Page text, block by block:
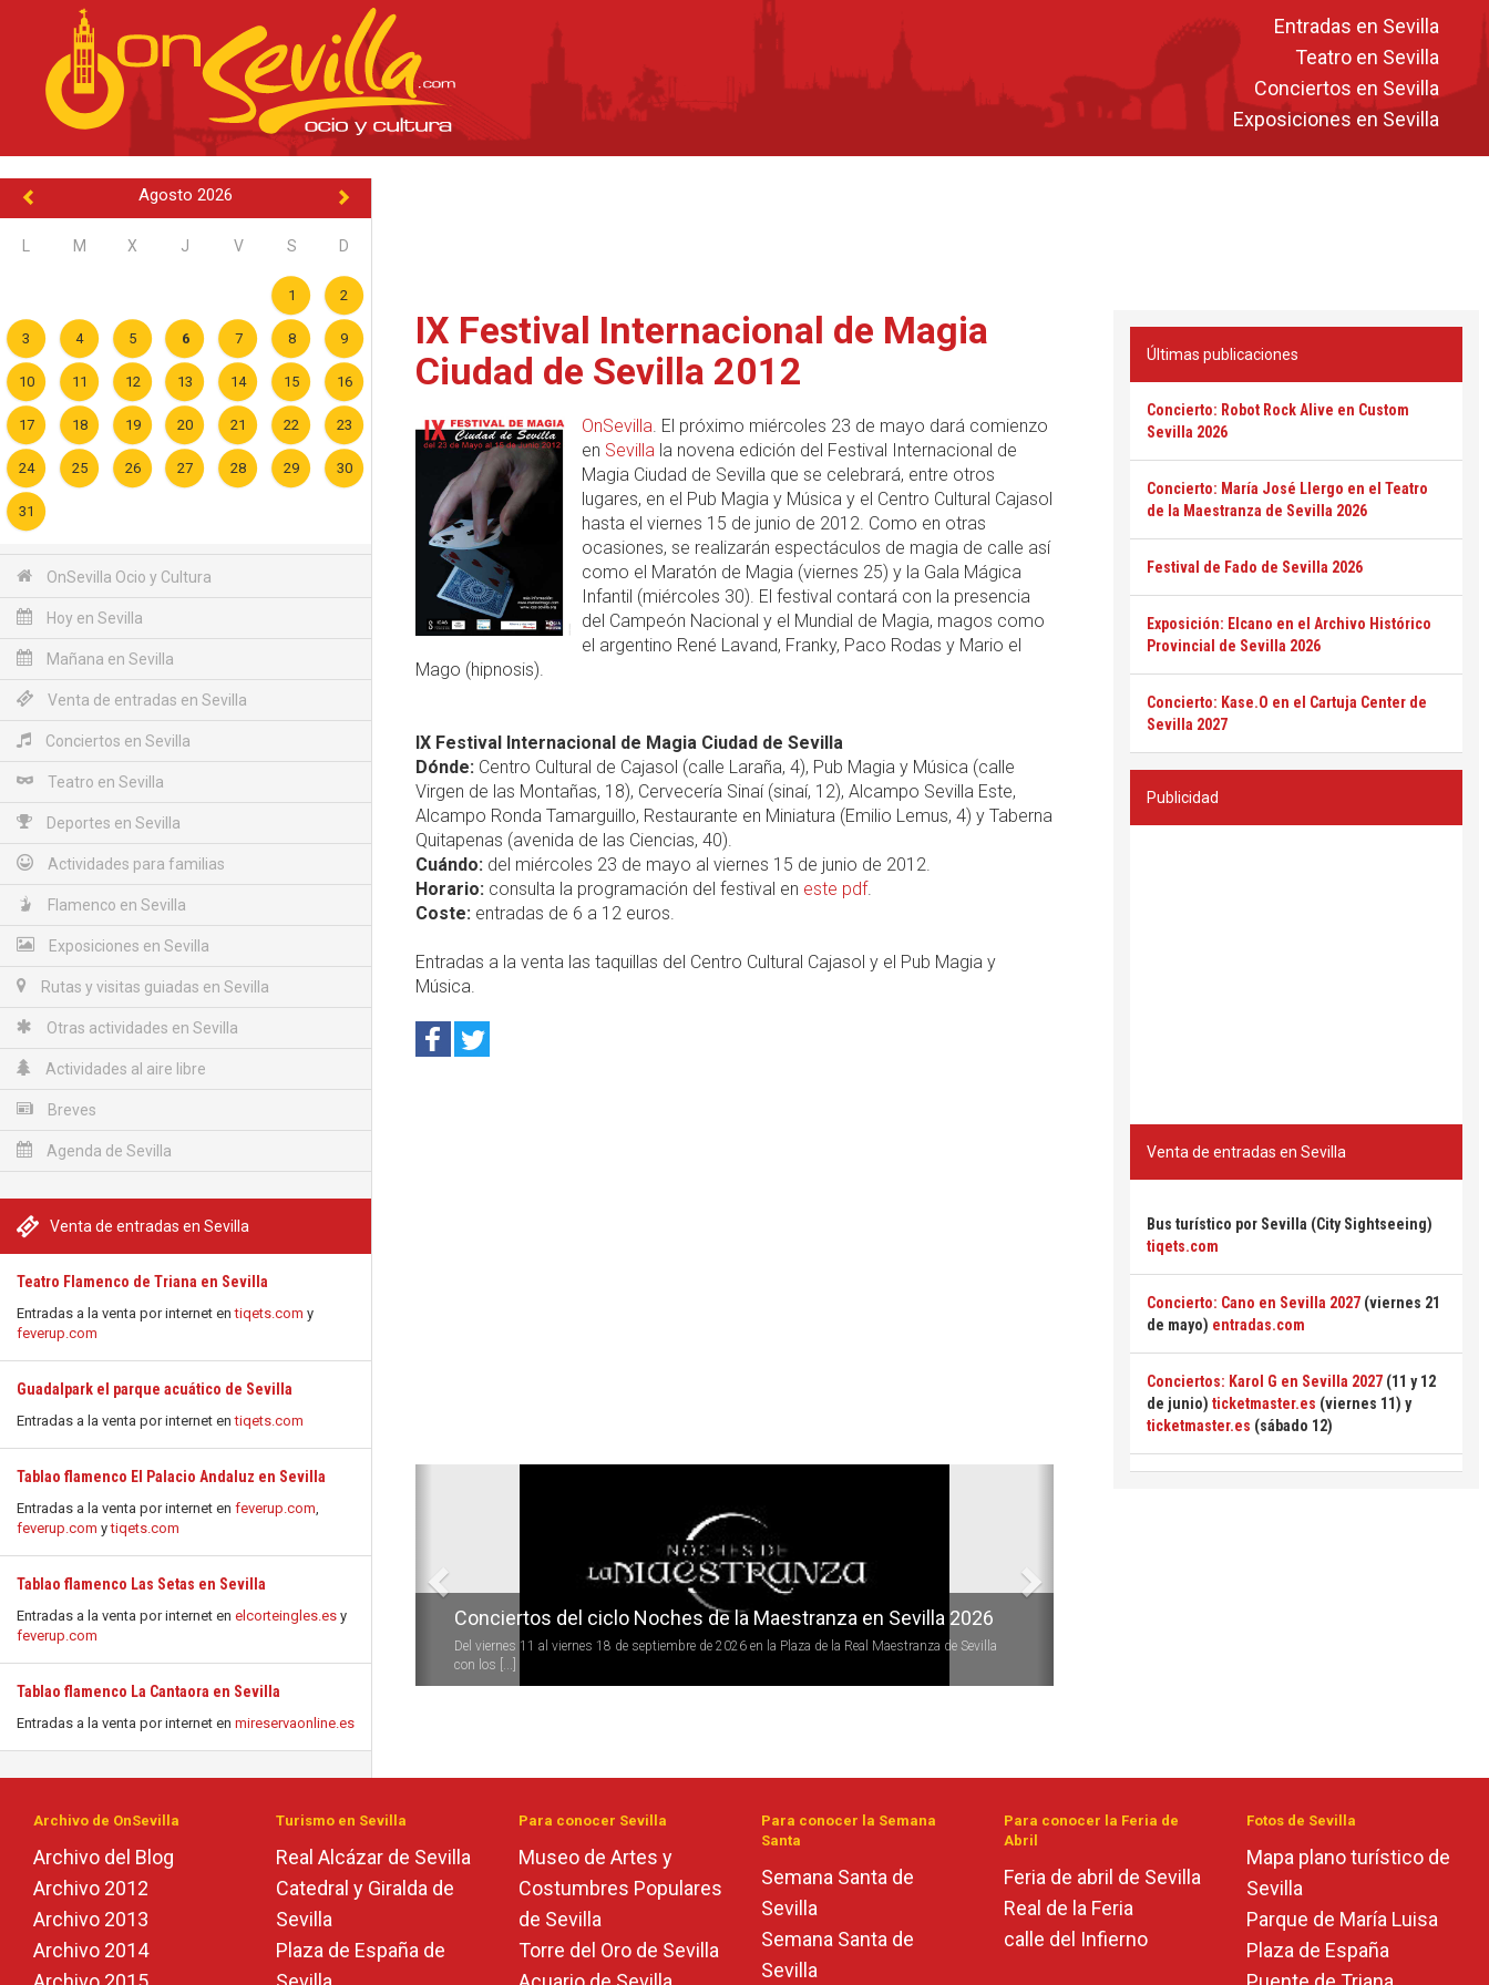
Entradas en Sevilla
Teatro en Sevilla
Conciertos en Sevilla
Exposiciones en Sevilla
Agosto 2026
M X J V S D
1 2
3 4 5 6 7 8 9
10 11 12 13 14 15 16
17 18 19 20 21 22 23
24 25 26 27 28 29 30
31
OnSevilla Ocio y Cultura
Hoy en Sevilla
Mañana en Sevilla
Venta de entradas en Sevilla
Conciertos en Sevilla
Teatro en Sevilla
Deportes en Sevilla
Actividades para familias
Flamenco en Sevilla
Exposiciones en Sevilla
Rutas y visitas guiadas en Sevilla
Otras actividades en Sevilla
Actividades al aire libre
Breves
Agenda de Sevilla
Venta de entradas en Sevilla
Teatro Flamenco de Triana en Sevilla
Entradas a la venta por internet entiqets.com y
feverup.com
Guadalpark el parque acuático de Sevilla
Entradas a la venta por internet entiqets.com
Tablao flamenco El Palacio Andaluz en Sevilla
Entradas a la venta por internet en feverup.com,
feverup.com ytiqets.com
Tablao flamenco Las Setas en Sevilla
Entradas a la venta por internet en elcorteingles.es y
feverup.com
Tablao flamenco La Cantaora en Sevilla
Entradas a la venta por internet en mireservaonline.es
IX Festival Internacional de Magia
Ciudad de Sevilla 2012
OnSevilla. El próximo miércoles 23 de mayo dará comienzo
en Sevilla la novena edición del Festival Internacional de
Magia Ciudad de Sevilla que se celebrará, entre otros
lugares, en el Pub Magia y Música y el Centro Cultural Cajasol
hasta el viernes 15 de junio de 2012. Como en otras
ocasiones, se realizarán espectáculos de magia de calle así
como el Maratón de Magia (viernes 25) y la Gala Mágica
Infantil (miércoles 30). El festival contará con la presencia
del Campeón Nacional y el Mundial de Magia, magos como
el argentino René Lavand, Franky, Paco Rodas y Mario el
Mago (hipnosis).
IX Festival Internacional de Magia Ciudad de Sevilla
Dónde: Centro Cultural de Cajasol (calle Laraña, 4), Pub Magia y Música (calle
Virgen de las Montañas, 18), Cervecería Sinaí (sinaí, 12), Alcampo Sevilla Este,
Alcampo Ronda Tamarguillo, Restaurante en Miniatura (Emilio Lemus, 4) y Taberna
Quitapenas (avenida de las Ciencias, 40).
Cuándo: del miércoles 23 de mayo al viernes 15 de junio de 2012.
Horario: consulta la programación del festival en este pdf.
Coste: entradas de 6 a 12 euros.
Entradas a la venta las taquillas del Centro Cultural Cajasol y el Pub Magia y
Música.
Conciertos del ciclo Noches de la Maestranza en Sevilla 2026
Del viernes 11 al viernes 18 de septiembre de 2026 en la Plaza de la Real Maestranza de Sevilla
con los [...]
Siguiente
Últimas publicaciones
Concierto: Robot Rock Alive en Custom
Sevilla 2026
Concierto: María José Llergo en el Teatro
de la Maestranza de Sevilla 2026
Festival de Fado de Sevilla 2026
Exposición: Elcano en el Archivo Histórico
Provincial de Sevilla 2026
Concierto: Kase.O en el Cartuja Center de
Sevilla 2027
Publicidad
Venta de entradas en Sevilla
Bus turístico por Sevilla (City Sightseeing)
tiqets.com
Concierto: Cano en Sevilla 2027 (viernes 21
de mayo) entradas.com
Conciertos: Karol G en Sevilla 2027 (11 y 12
de junio) ticketmaster.es (viernes 11) y
ticketmaster.es (sábado 12)
Archivo de OnSevilla
Archivo del Blog
Archivo 2012
Archivo 2013
Archivo 2014
Turismo en Sevilla
Real Alcázar de Sevilla
Catedral y Giralda de
Sevilla
Plaza de España de
Para conocer Sevilla
Museo de Artes y
Costumbres Populares
de Sevilla
Torre del Oro de Sevilla
Para conocer la Semana
Santa
Semana Santa de
Sevilla
Semana Santa de
Sevilla
Para conocer la Feria de
Abril
Feria de abril de Sevilla
Real de la Feria
calle del Infierno
Fotos de Sevilla
Mapa plano turístico de
Sevilla
Parque de María Luisa
Plaza de España